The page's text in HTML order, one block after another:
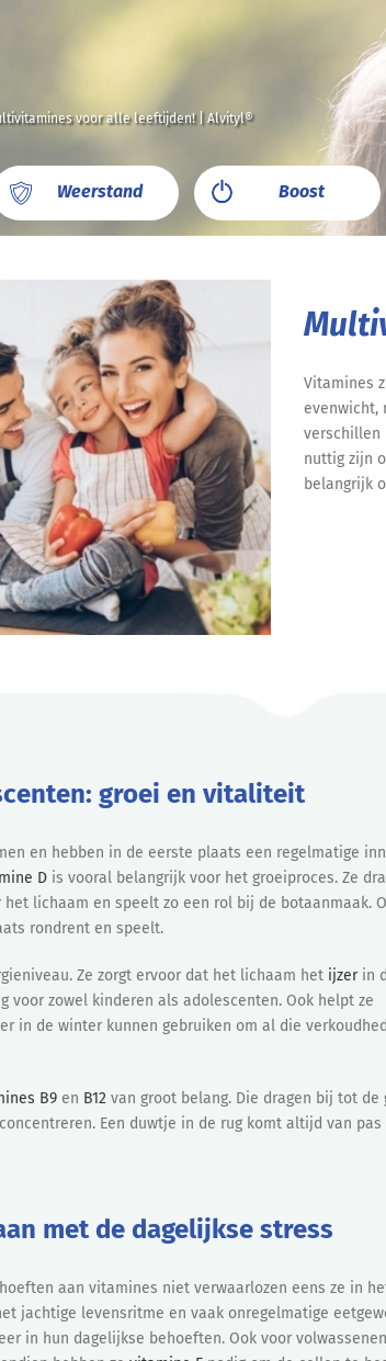
voor alle leeftijden! | Alvityl®
Weerstand Boost
Vitamines
evenwicht,
verschillen
nuttig zijn
belangrijk
groei en vitaliteit
en hebben in de eerste plaats een regelmatige
D is vooral belangrijk voor het groeiproces. Ze
het lichaam en speelt zo een rol bij de botaanmaak.
rondrent en speelt.
Ze zorgt ervoor dat het lichaam het ijzerin
voor zowel kinderen als adolescenten. Ook helpt ze
in de winter kunnen gebruiken om al die
B9 en B12 van groot belang. Die dragen bij tot de
Een duwtje in de rug komt altijd van
met de dagelijkse stress
aan vitamines niet verwaarlozen eens ze in
jachtige levensritme en vaak onregelmatige
in hun dagelijkse behoeften. Ook voor